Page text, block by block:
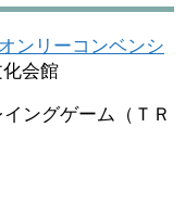
ンリーコンベンシ
会館
ングゲーム（ＴＲ